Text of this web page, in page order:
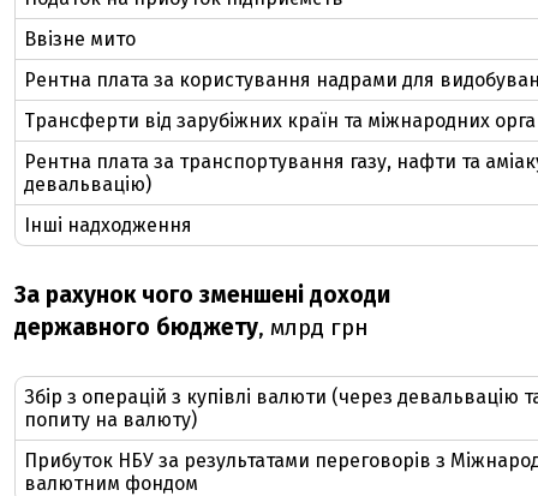
Ввізне мито
Рентна плата за користування надрами для
Трансферти від зарубіжних країн та міжнародних
Рентна плата за транспортування газу, нафти та
девальвацію)
Інші надходження
За рахунок чого зменшені доходи
державного бюджету, млрд грн
Збір з операцій з купівлі валюти (через девальвацію
попиту на валюту)
Прибуток НБУ за результатами переговорів з
валютним фондом